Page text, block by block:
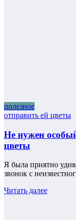
полезное
отправить ей цветы
Hе нужен
цветы
Я была приятно
звонок с
Читать далее